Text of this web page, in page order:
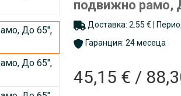
подвижно рамо,
Доставка: 2.55 € |
Гаранция: 24 месеца
45,15 € /